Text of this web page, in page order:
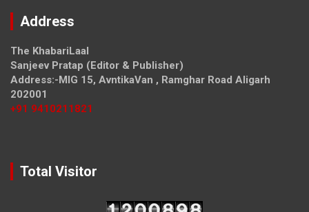
Address
The KhabariLaal
Sanjeev Pratap (Editor & Publisher)
Address:-MIG 15, AvntikaVan , Ramghar Road Aligarh
202001
+91 9410211821
Total Visitor